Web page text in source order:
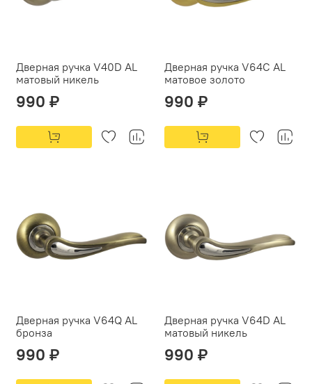
Дверная ручка V40D AL
матовый никель
990 ₽
Дверная ручка V64C AL
матовое золото
990 ₽
Дверная ручка V64Q AL
бронза
990 ₽
Дверная ручка V64D AL
матовый никель
990 ₽